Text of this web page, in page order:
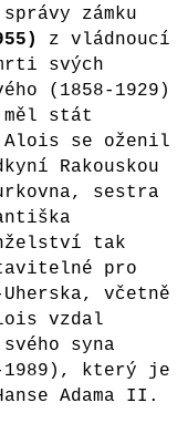
zámku
z vládnoucí
svých
(1858-1929)
stát
Alois se oženil
Rakouskou
sestra
tak
pro
včetně
vzdal
syna
který je
Adama II.